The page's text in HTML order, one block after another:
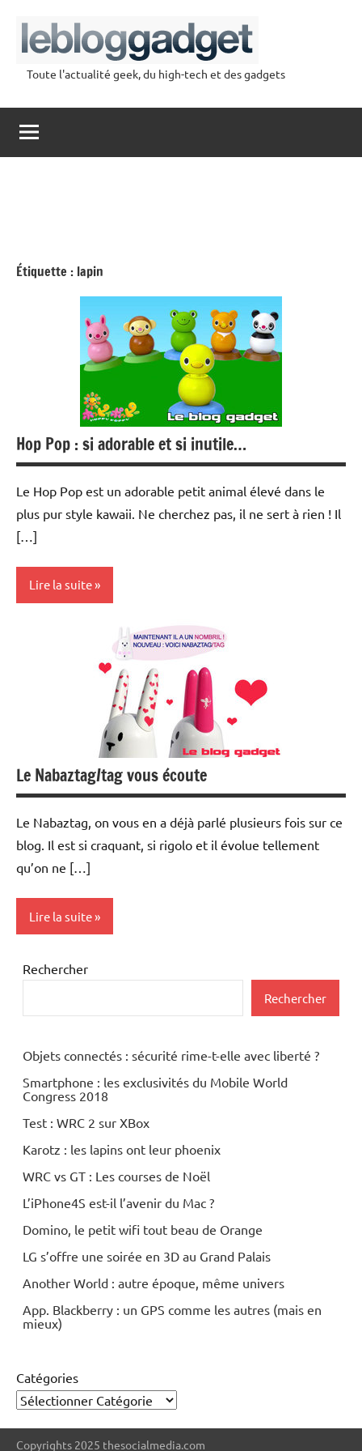
contenu
Toute l'actualité geek, du high-tech et des gadgets
Étiquette : lapin
Hop Pop : si adorable et si inutile…
Le Hop Pop est un adorable petit animal élevé dans le
plus pur style kawaii. Ne cherchez pas, il ne sert à rien ! Il
[…]
Lire la suite
Le Nabaztag/tag vous écoute
Le Nabaztag, on vous en a déjà parlé plusieurs fois sur ce
blog. Il est si craquant, si rigolo et il évolue tellement
qu’on ne […]
Lire la suite
Internet
Periphériques
Wi-
Rechercher
Rechercher
Objets connectés : sécurité rime-t-elle avec liberté ?
Smartphone : les exclusivités du Mobile World
Congress 2018
Test : WRC 2 sur XBox
Karotz : les lapins ont leur phoenix
WRC vs GT : Les courses de Noël
L’iPhone4S est-il l’avenir du Mac ?
Domino, le petit wifi tout beau de Orange
LG s’offre une soirée en 3D au Grand Palais
Another World : autre époque, même univers
App. Blackberry : un GPS comme les autres (mais en
mieux)
Catégories
Copyrights 2025 thesocialmedia.com